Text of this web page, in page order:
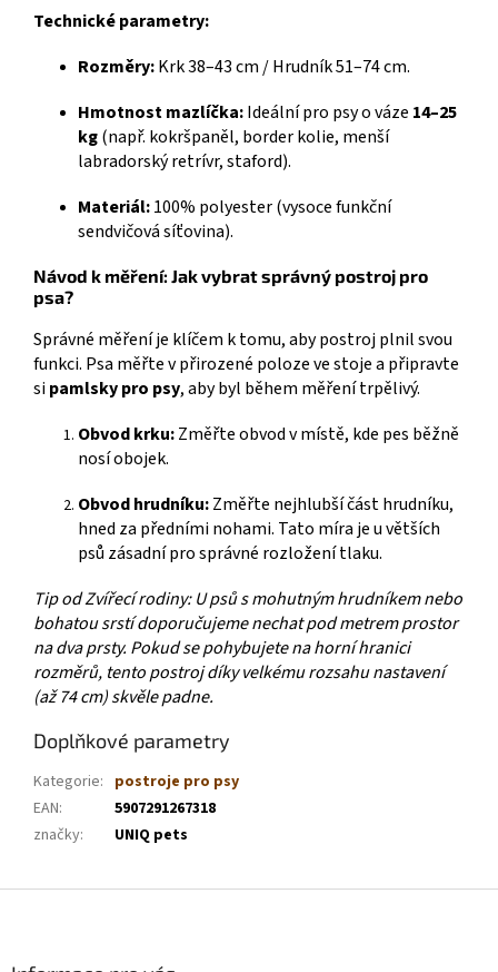
Technické parametry:
Rozměry:Krk 38–43 cm / Hrudník 51–74 cm.
Hmotnost mazlíčka:Ideální pro psy o váze 14–25
kg(např. kokršpaněl, border kolie, menší
labradorský retrívr, staford).
Materiál:100% polyester (vysoce funkční
sendvičová síťovina).
Návod k měření: Jak vybrat správný postroj pro
psa?
Správné měření je klíčem k tomu, aby postroj plnil svou
funkci. Psa měřte v přirozené poloze ve stoje a připravte
sipamlsky pro psy, aby byl během měření trpělivý.
Obvod krku:Změřte obvod v místě, kde pes běžně
nosí obojek.
Obvod hrudníku:Změřte nejhlubší část hrudníku,
hned za předními nohami. Tato míra je u větších
psů zásadní pro správné rozložení tlaku.
Tip od Zvířecí rodiny: U psů s mohutným hrudníkem nebo
bohatou srstí doporučujeme nechat pod metrem prostor
na dva prsty. Pokud se pohybujete na horní hranici
rozměrů, tento postroj díky velkému rozsahu nastavení
(až 74 cm) skvěle padne.
Doplňkové parametry
Kategorie: postroje pro psy
EAN:
5907291267318
značky: UNIQ pets